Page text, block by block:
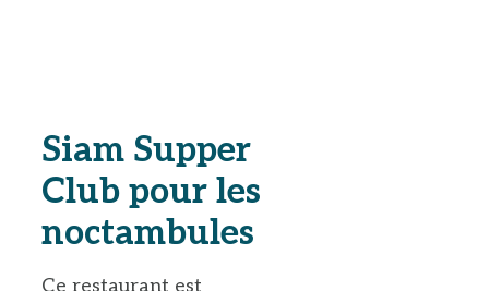
Siam Supper
Club pour les
noctambules
Ce restaurant est